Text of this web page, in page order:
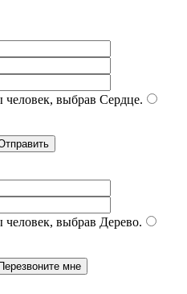
выбрав Сердце.
выбрав Дерево.